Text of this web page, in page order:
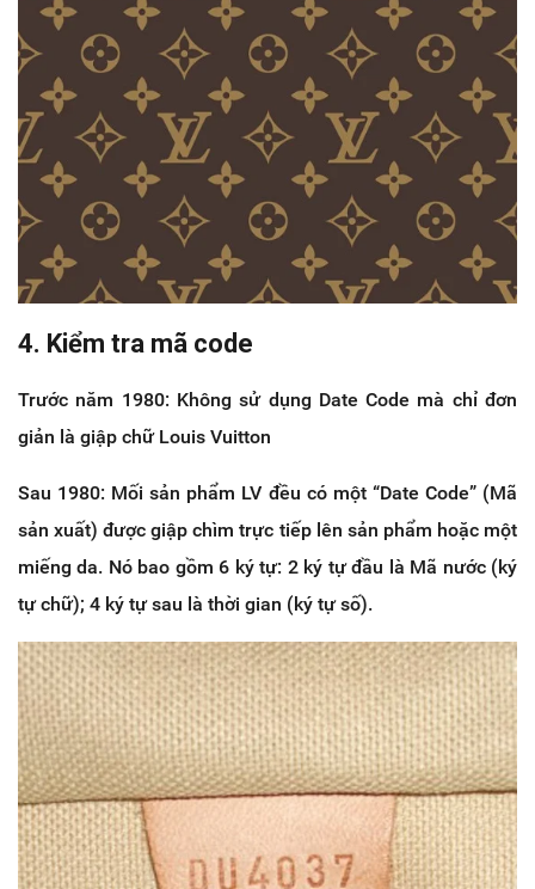
4. Kiểm tra mã code
Trước năm 1980: Không sử dụng Date Code mà chỉ đơn
giản là giập chữ Louis Vuitton
Sau 1980: Mối sản phẩm LV đều có một “Date Code” (Mã
sản xuất) được giập chìm trực tiếp lên sản phẩm hoặc một
miếng da. Nó bao gồm 6 ký tự: 2 ký tự đầu là Mã nước (ký
tự chữ); 4 ký tự sau là thời gian (ký tự số).